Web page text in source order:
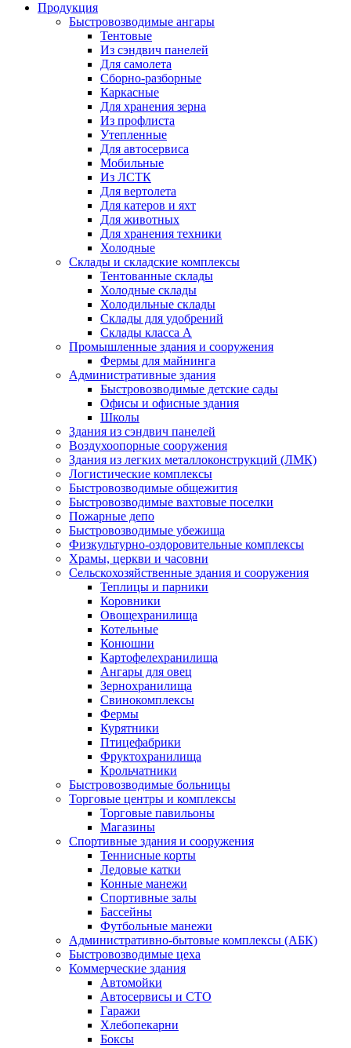
Продукция
Быстровозводимые ангары
Тентовые
Из сэндвич панелей
Для самолета
Сборно-разборные
Каркасные
Для хранения зерна
Из профлиста
Утепленные
Для автосервиса
Мобильные
Из ЛСТК
Для вертолета
Для катеров и яхт
Для животных
Для хранения техники
Холодные
Склады и складские комплексы
Тентованные склады
Холодные склады
Холодильные склады
Склады для удобрений
Склады класса А
Промышленные здания и сооружения
Фермы для майнинга
Административные здания
Быстровозводимые детские сады
Офисы и офисные здания
Школы
Здания из сэндвич панелей
Воздухоопорные сооружения
Здания из легких металлоконструкций (ЛМК)
Логистические комплексы
Быстровозводимые общежития
Быстровозводимые вахтовые поселки
Пожарные депо
Быстровозводимые убежища
Физкультурно-оздоровительные комплексы
Храмы, церкви и часовни
Сельскохозяйственные здания и сооружения
Теплицы и парники
Коровники
Овощехранилища
Котельные
Конюшни
Картофелехранилища
Ангары для овец
Зернохранилища
Свинокомплексы
Фермы
Курятники
Птицефабрики
Фруктохранилища
Крольчатники
Быстровозводимые больницы
Торговые центры и комплексы
Торговые павильоны
Магазины
Спортивные здания и сооружения
Теннисные корты
Ледовые катки
Конные манежи
Спортивные залы
Бассейны
Футбольные манежи
Административно-бытовые комплексы (АБК)
Быстровозводимые цеха
Коммерческие здания
Автомойки
Автосервисы и СТО
Гаражи
Хлебопекарни
Боксы